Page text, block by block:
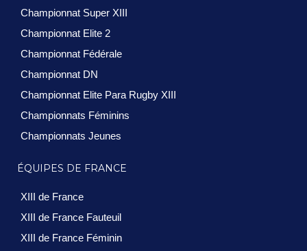
Championnat Super XIII
Championnat Elite 2
Championnat Fédérale
Championnat DN
Championnat Elite Para Rugby XIII
Championnats Féminins
Championnats Jeunes
ÉQUIPES DE FRANCE
XIII de France
XIII de France Fauteuil
XIII de France Féminin